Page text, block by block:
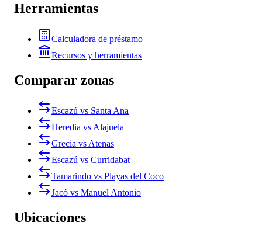
Herramientas
Calculadora de préstamo
Recursos y herramientas
Comparar zonas
Escazú vs Santa Ana
Heredia vs Alajuela
Grecia vs Atenas
Escazú vs Curridabat
Tamarindo vs Playas del Coco
Jacó vs Manuel Antonio
Ubicaciones